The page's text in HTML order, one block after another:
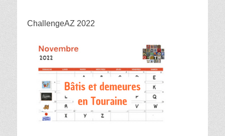
ChallengeAZ 2022